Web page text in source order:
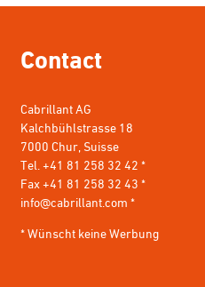
Contact
Cabrillant AG
Kalchbühlstrasse 18
7000 Chur, Suisse
Tel. +41 81 258 32 42 *
Fax +41 81 258 32 43 *
info@cabrillant.com *
* Wünscht keine Werbung